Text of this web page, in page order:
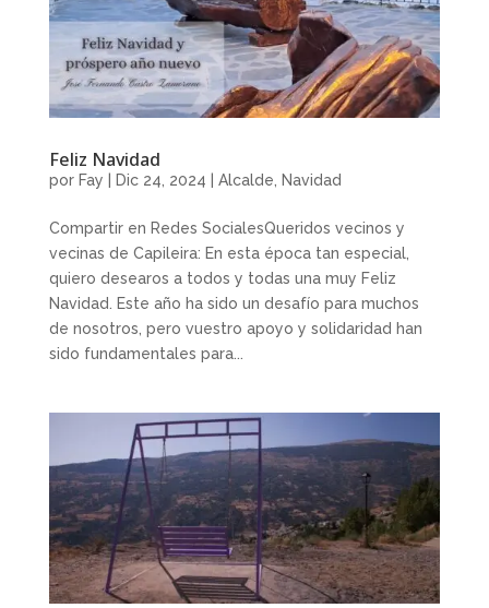
Feliz Navidad
por Fay Dic 24, 2024 Alcalde Navidad
Compartir en Redes SocialesQueridos vecinos y
vecinas de Capileira: En esta época tan especial,
quiero desearos a todos y todas una muy Feliz
Navidad. Este año ha sido un desafío para muchos
de nosotros, pero vuestro apoyo y solidaridad han
sido fundamentales para...